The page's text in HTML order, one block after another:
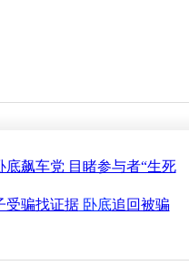
底飙车党 目睹参与者“生死
受骗找证据卧底追回被骗